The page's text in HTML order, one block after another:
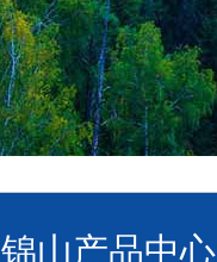
锦山产品中心